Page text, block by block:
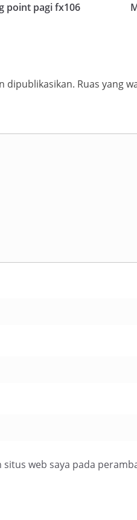
point pagi fx106
dipublikasikan. Ruas yang
situs web saya pada